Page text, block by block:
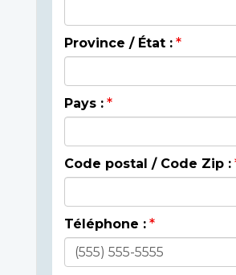
Province / État :
Pays :
Code postal / Code Zip :
Téléphone :